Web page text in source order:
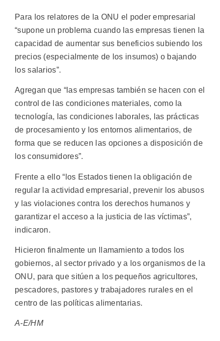
Para los relatores de la ONU el poder empresarial
“supone un problema cuando las empresas tienen la
capacidad de aumentar sus beneficios subiendo los
precios (especialmente de los insumos) o bajando
los salarios”.
Agregan que “las empresas también se hacen con el
control de las condiciones materiales, como la
tecnología, las condiciones laborales, las prácticas
de procesamiento y los entornos alimentarios, de
forma que se reducen las opciones a disposición de
los consumidores”.
Frente a ello “los Estados tienen la obligación de
regular la actividad empresarial, prevenir los abusos
y las violaciones contra los derechos humanos y
garantizar el acceso a la justicia de las víctimas”,
indicaron.
Hicieron finalmente un llamamiento a todos los
gobiernos, al sector privado y a los organismos de la
ONU, para que sitúen a los pequeños agricultores,
pescadores, pastores y trabajadores rurales en el
centro de las políticas alimentarias.
A-E/HM